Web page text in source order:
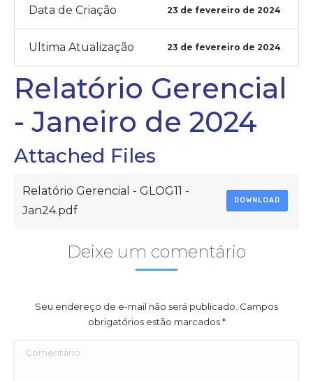
Data de Criação 23 de fevereiro de 2024
Ultima Atualização 23 de fevereiro de 2024
Relatório Gerencial
- Janeiro de 2024
Attached Files
Relatório Gerencial - GLOG11 -
Jan24.pdf
DOWNLOAD
Deixe um comentário
Seu endereço de e-mail não será publicado. Campos
obrigatórios estão marcados*
Comentário